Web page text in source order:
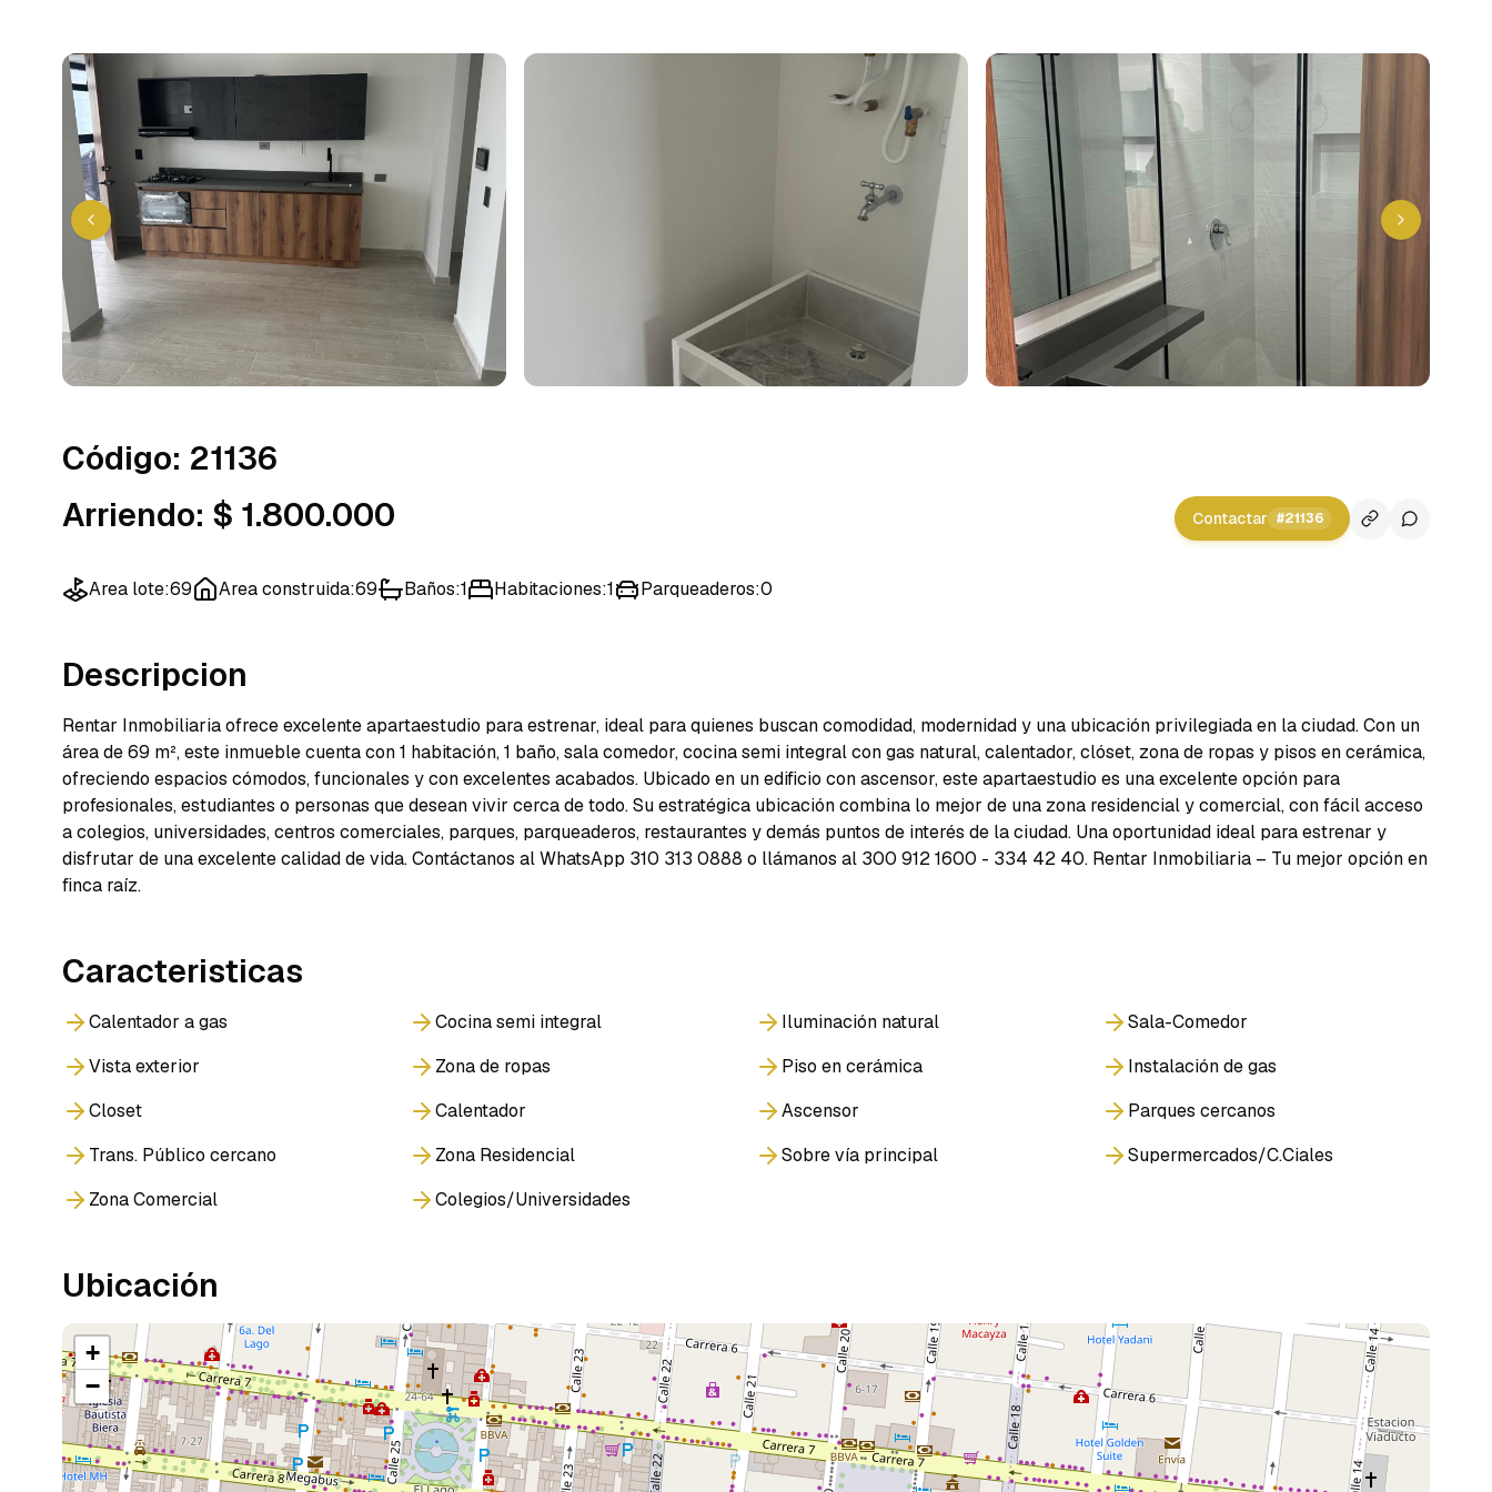
Código: 21136
Arriendo: $ 1.800.000 Contactar #21136
Area lote:69 Area construida:69 Baños:1 Habitaciones:1 Parqueaderos:0
Descripcion
Rentar Inmobiliaria ofrece excelente apartaestudio para estrenar, ideal para quienes buscan comodidad, modernidad y una ubicación privilegiada en la ciudad. Con un
área de 69 m², este inmueble cuenta con 1 habitación, 1 baño, sala comedor, cocina semi integral con gas natural, calentador, clóset, zona de ropas y pisos en cerámica,
ofreciendo espacios cómodos, funcionales y con excelentes acabados. Ubicado en un edificio con ascensor, este apartaestudio es una excelente opción para
profesionales, estudiantes o personas que desean vivir cerca de todo. Su estratégica ubicación combina lo mejor de una zona residencial y comercial, con fácil acceso
a colegios, universidades, centros comerciales, parques, parqueaderos, restaurantes y demás puntos de interés de la ciudad. Una oportunidad ideal para estrenar y
disfrutar de una excelente calidad de vida. Contáctanos al WhatsApp 310 313 0888 o llámanos al 300 912 1600 - 334 42 40. Rentar Inmobiliaria – Tu mejor opción en
finca raíz.
Caracteristicas
Calentador a gas Cocina semi integral Iluminación natural
Sala-Comedor
Vista exterior
Zona de ropas Piso en cerámica
Instalación de gas
Closet
Calentador Ascensor
Parques cercanos
Trans. Público cercano
Zona Residencial Sobre vía principal
Supermercados/C.Ciales
Zona Comercial
Colegios/Universidades
Ubicación
+
−